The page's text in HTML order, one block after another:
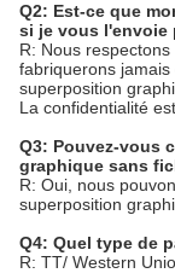
Q2: Est-ce que
si je vous l'envoie
R: Nous
fabriquerons
superposition
La confidentialité
Q3: Pouvez-vous
graphique sans
R: Oui, nous
superposition
Q4: Quel type de
R: TT/ Western